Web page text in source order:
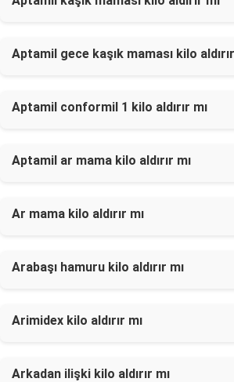
Aptamil gece kaşık maması kilo
Aptamil conformil 1 kilo aldırır mı
Aptamil ar mama kilo aldırır mı
Ar mama kilo aldırır mı
Arabaşı hamuru kilo aldırır mı
Arimidex kilo aldırır mı
Arkadan ilişki kilo aldırır mı